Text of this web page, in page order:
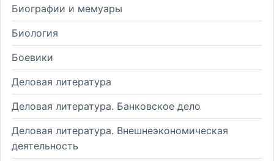
Биографии и мемуары
Биология
Боевики
Деловая литература
Деловая литература. Банковское дело
Деловая литература. Внешнеэкономическая
деятельность